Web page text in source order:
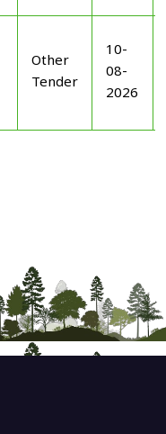
Other
Tender
10-
08-
2026